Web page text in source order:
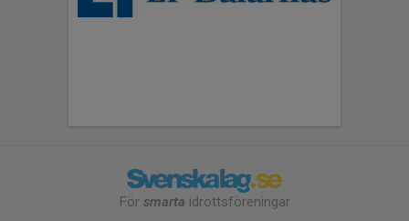
För smarta idrottsföreningar